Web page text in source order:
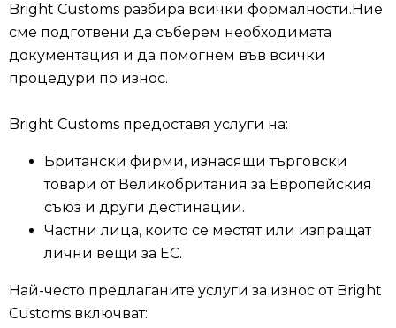
Bright Customs разбира всички формалности.Ние
сме подготвени да съберем необходимата
документация и да помогнем във всички
процедури по износ.
Bright Customs предоставя услуги на:
Британски фирми, изнасящи търговски
товари от Великобритания за Европейския
съюз и други дестинации.
Частни лица, които се местят или изпращат
лични вещи за ЕС.
Най-често предлаганите услуги за износ от Bright
Customs включват: